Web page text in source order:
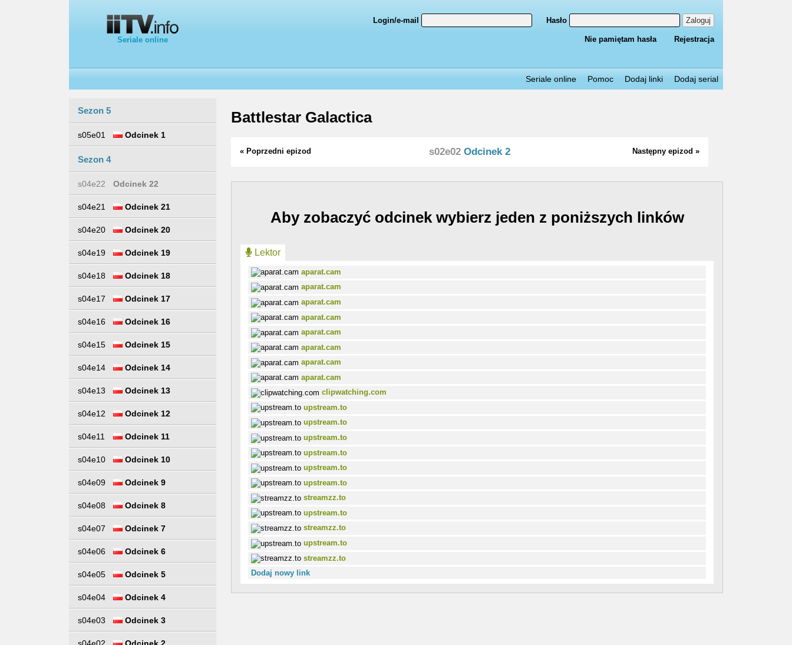
Seriale online
Login/e-mail Hasło Zaloguj
Nie pamiętam hasła Rejestracja
Seriale online Pomoc Dodaj linki Dodaj serial
Sezon 5
s05e01 Odcinek 1
Sezon 4
s04e22 Odcinek 22
s04e21 Odcinek 21
s04e20 Odcinek 20
s04e19 Odcinek 19
s04e18 Odcinek 18
s04e17 Odcinek 17
s04e16 Odcinek 16
s04e15 Odcinek 15
s04e14 Odcinek 14
s04e13 Odcinek 13
s04e12 Odcinek 12
s04e11 Odcinek 11
s04e10 Odcinek 10
s04e09 Odcinek 9
s04e08 Odcinek 8
s04e07 Odcinek 7
s04e06 Odcinek 6
s04e05 Odcinek 5
s04e04 Odcinek 4
s04e03 Odcinek 3
Battlestar Galactica
« Poprzedni epizod Następny epizod »
s02e02 Odcinek 2
Aby zobaczyć odcinek wybierz jeden z poniższych linków
Lektor
aparat.cam
aparat.cam
aparat.cam
aparat.cam
aparat.cam
aparat.cam
aparat.cam
aparat.cam
clipwatching.com
upstream.to
upstream.to
upstream.to
upstream.to
upstream.to
upstream.to
streamzz.to
upstream.to
streamzz.to
upstream.to
streamzz.to
Dodaj nowy link